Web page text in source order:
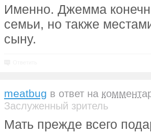
Именно. Джемма
семьи, но также
сыну.
meatbug в ответ на
Заслуженный зритель
Мать прежде всего